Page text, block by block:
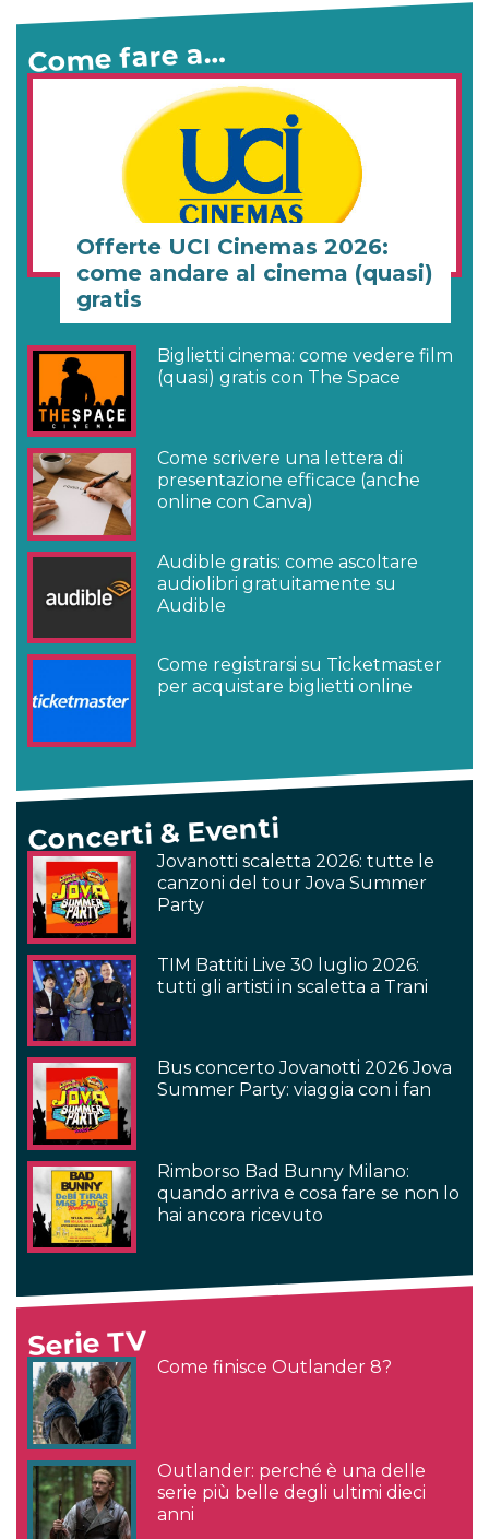
Come fare a…
Offerte UCI Cinemas 2026:
come andare al cinema (quasi)
gratis
Biglietti cinema: come vedere film
(quasi) gratis con The Space
Come scrivere una lettera di
presentazione efficace (anche
online con Canva)
Audible gratis: come ascoltare
audiolibri gratuitamente su
Audible
Come registrarsi su Ticketmaster
per acquistare biglietti online
Concerti & Eventi
Jovanotti scaletta 2026: tutte le
canzoni del tour Jova Summer
Party
TIM Battiti Live 30 luglio 2026:
tutti gli artisti in scaletta a Trani
Bus concerto Jovanotti 2026 Jova
Summer Party: viaggia con i fan
Rimborso Bad Bunny Milano:
quando arriva e cosa fare se non lo
hai ancora ricevuto
Serie TV
Come finisce Outlander 8?
Outlander: perché è una delle
serie più belle degli ultimi dieci
anni